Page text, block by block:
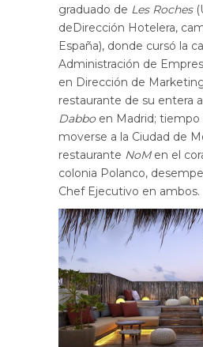
graduado de Les Roches
deDirección Hotelera,
España), donde cursó la
Administración de
en Dirección de
restaurante de su entera
Dabboen Madrid; tiempo
moverse a la Ciudad de
restaurante NoMen el
colonia Polanco,
Chef Ejecutivo en ambos.